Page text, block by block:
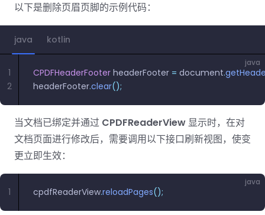
以下是删除页眉页脚的示例代码：
java kotlin
java
CPDFHeaderFooter headerFooter = document.
headerFooter.clear();
1
2
当文档已绑定并通过 CPDFReaderView显示时，在对
文档页面进行修改后，需要调用以下接口刷新视图，使变
更立即生效：
java
cpdfReaderView.reloadPages();
1